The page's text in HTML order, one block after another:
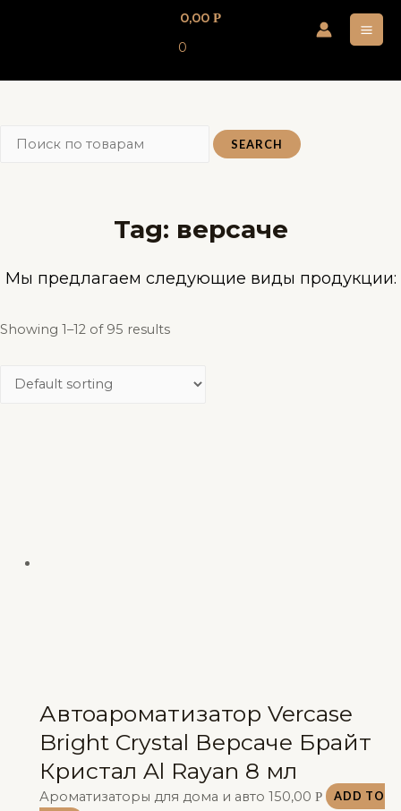
0,00 Р
0
SEARCH
Tag: версаче
Мы предлагаем следующие виды продукции:
Showing 1–12 of 95 results
Автоароматизатор Vercase
Bright Crystal Версаче Брайт
Кристал Al Rayan 8 мл
Ароматизаторы для дома и авто 150,00 Р
ADD TO